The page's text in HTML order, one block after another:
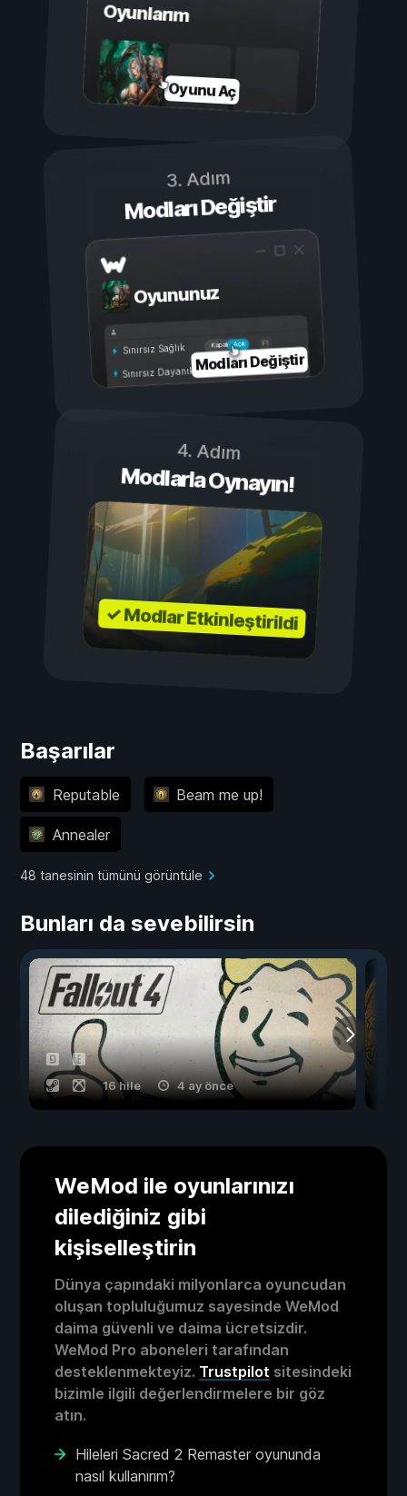
Oyunlarım
Oyunu Aç
3. Adım
Modları Değiştir
Oyununuz
Açık
Kapalı
Sınırsız Sağlık
Sınırsız DayanıklılıkModları Değiştir
4. Adım
Modlarla Oynayın!
✓ Modlar Etkinleştirildi
Başarılar
Reputable Beam me up!
Annealer
48 tanesinin tümünü görüntüle
Bunları da sevebilirsin
16 hile 4 ay önce
WeMod ile oyunlarınızı
dilediğiniz gibi
kişiselleştirin
Dünya çapındaki milyonlarca oyuncudan
oluşan topluluğumuz sayesinde WeMod
daima güvenli ve daima ücretsizdir.
WeMod Pro aboneleri tarafından
desteklenmekteyiz. Trustpilot sitesindeki
bizimle ilgili değerlendirmelere bir göz
atın.
Hileleri Sacred 2 Remaster oyununda
nasıl kullanırım?